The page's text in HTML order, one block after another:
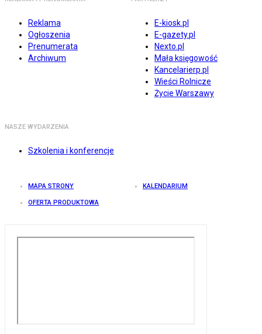
Reklama
Ogłoszenia
Prenumerata
Archiwum
E-kiosk.pl
E-gazety.pl
Nexto.pl
Mała księgowość
Kancelarierp.pl
Wieści Rolnicze
Życie Warszawy
NASZE WYDARZENIA
Szkolenia i konferencje
MAPA STRONY KALENDARIUM
OFERTA PRODUKTOWA